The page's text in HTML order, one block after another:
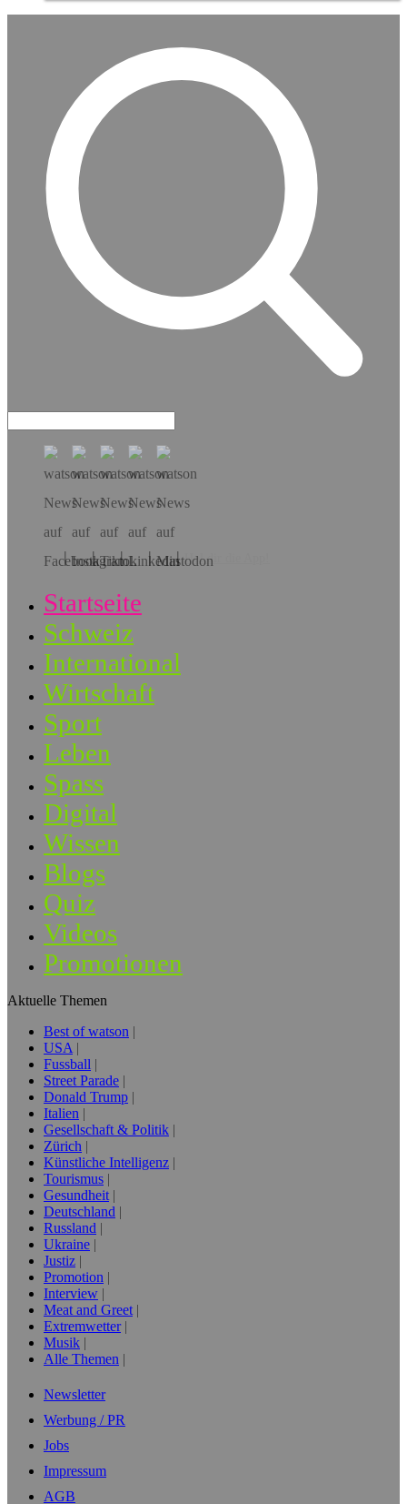
Hol dir die App!
Startseite
Schweiz
International
Wirtschaft
Sport
Leben
Spass
Digital
Wissen
Blogs
Quiz
Videos
Promotionen
Aktuelle Themen
Best of watson
USA
Fussball
Street Parade
Donald Trump
Italien
Gesellschaft & Politik
Zürich
Künstliche Intelligenz
Tourismus
Gesundheit
Deutschland
Russland
Ukraine
Justiz
Promotion
Interview
Meat and Greet
Extremwetter
Musik
Alle Themen
Newsletter
Werbung / PR
Jobs
Impressum
AGB